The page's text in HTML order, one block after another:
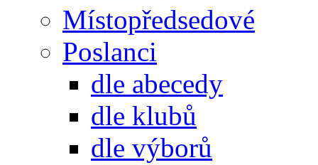
Místopředsedové
Poslanci
dle abecedy
dle klubů
dle výborů